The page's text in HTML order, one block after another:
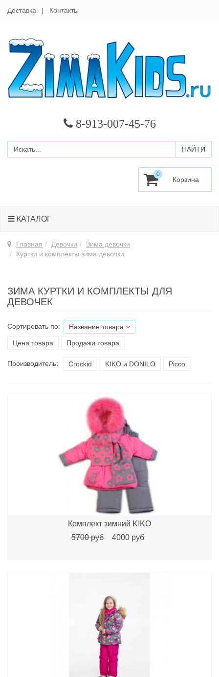
Доставка Контакты
8-913-007-45-76
0
КАТАЛОГ
Главная Девочки
Зима девочки
Куртки и комплекты зима девочки
ЗИМА КУРТКИ И КОМПЛЕКТЫ ДЛЯ
ДЕВОЧЕК
Сортировать по: Название товара
Цена товара Продажи товара
Производитель: Croсkid KIKO и DONILO Picco
Комплект зимний KIKO
5700 руб
4000 руб